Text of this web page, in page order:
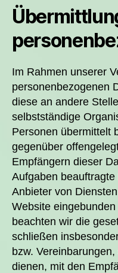
Im Rahmen unserer
personenbezogenen
diese an andere
selbstständige
Personen übermittelt
gegenüber
Empfängern dieser
Aufgaben
Anbieter von
Website
beachten wir die
schließen
bzw.
dienen, mit den